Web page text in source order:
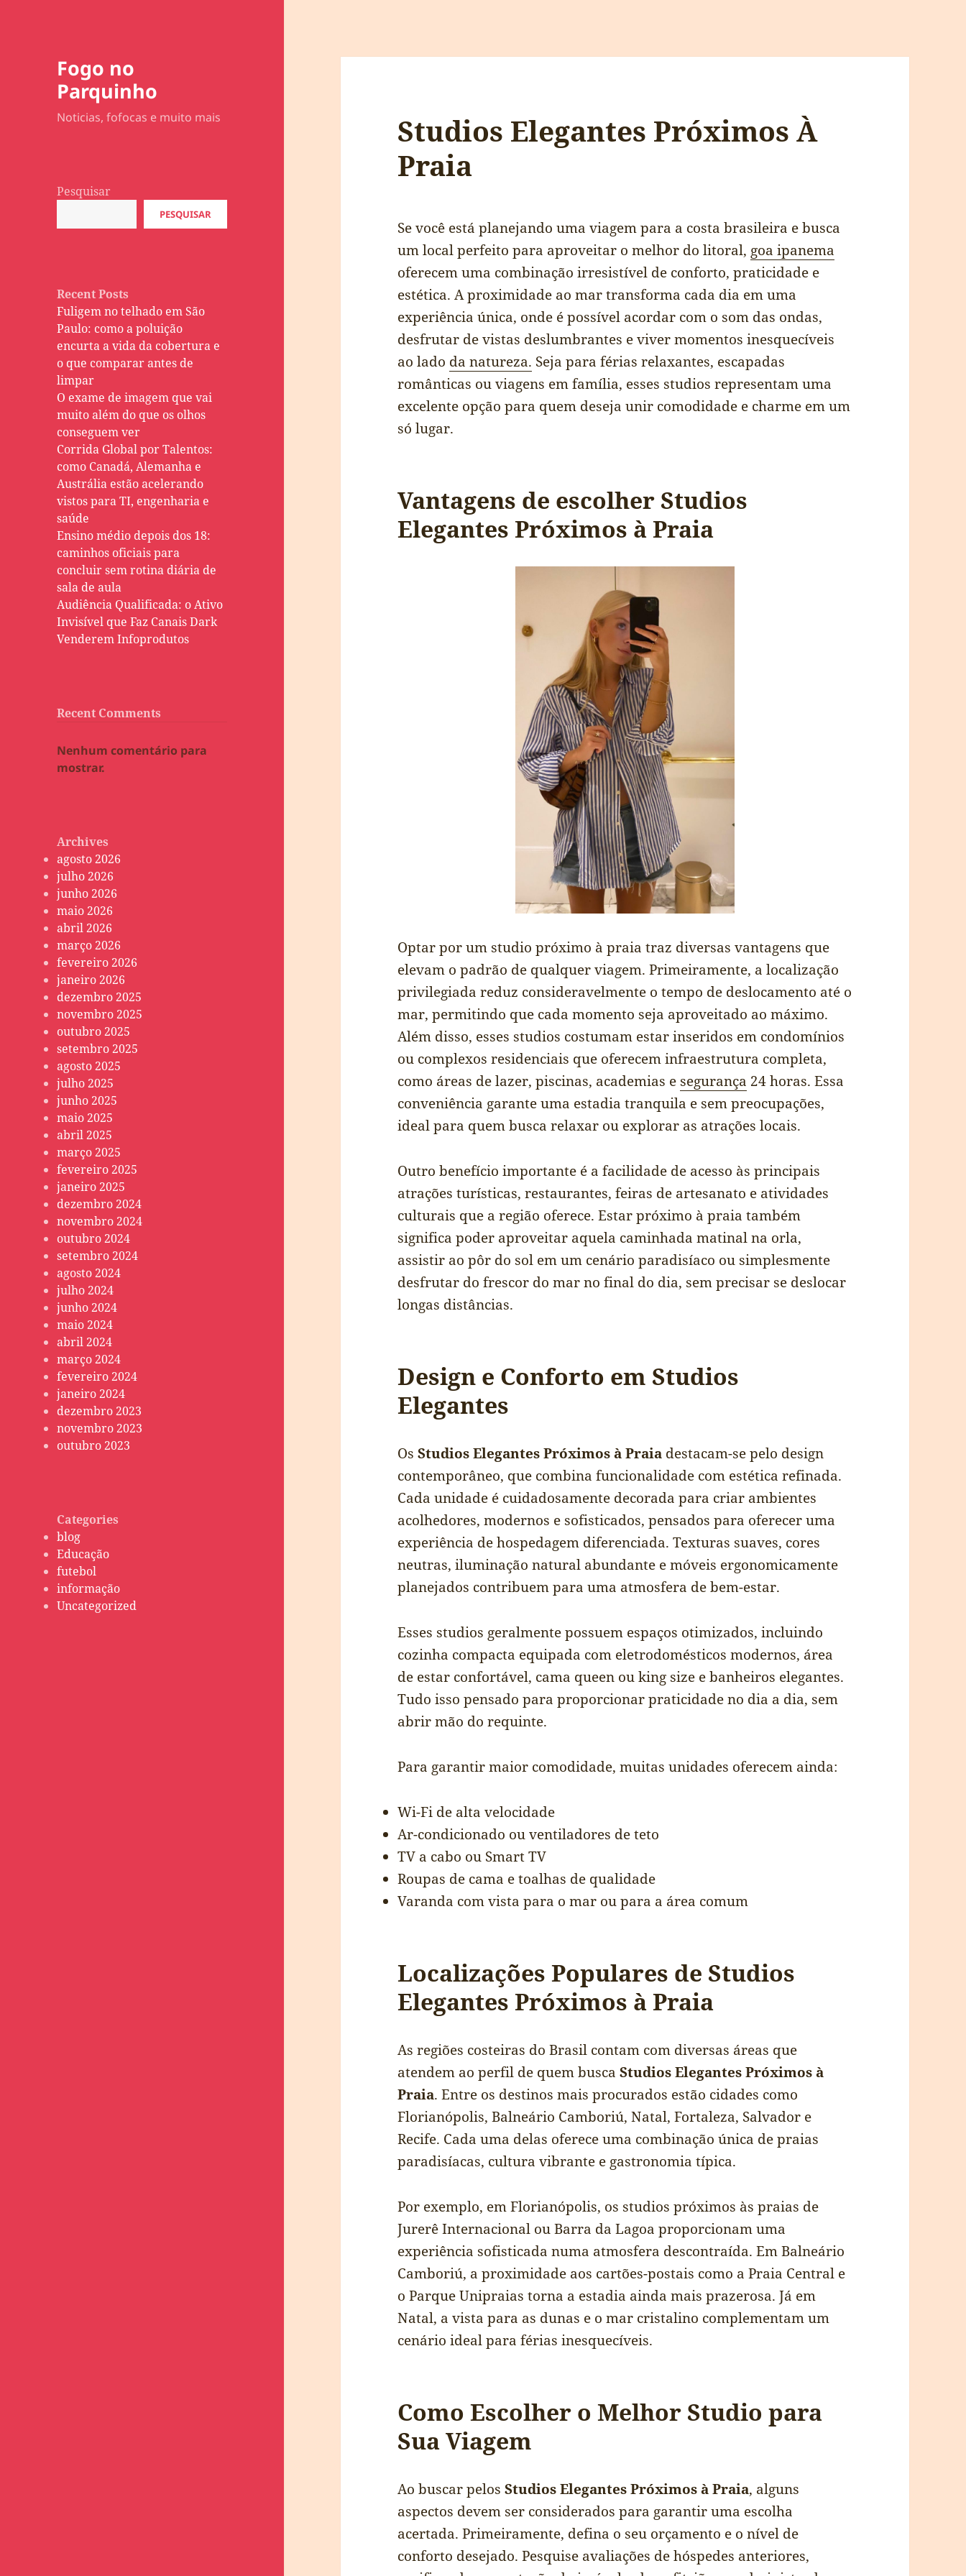
Fogo no
Parquinho
Noticias, fofocas e muito mais
Pesquisar
PESQUISAR
Recent Posts
Fuligem no telhado em São
Paulo: como a poluição
encurta a vida da cobertura e
o que comparar antes de
limpar
O exame de imagem que vai
muito além do que os olhos
conseguem ver
Corrida Global por Talentos:
como Canadá, Alemanha e
Austrália estão acelerando
vistos para TI, engenharia e
saúde
Ensino médio depois dos 18:
caminhos oficiais para
concluir sem rotina diária de
sala de aula
Audiência Qualificada: o Ativo
Invisível que Faz Canais Dark
Venderem Infoprodutos
Recent Comments
Nenhum comentário para
mostrar.
Archives
agosto 2026
julho 2026
junho 2026
maio 2026
abril 2026
março 2026
fevereiro 2026
janeiro 2026
dezembro 2025
novembro 2025
outubro 2025
setembro 2025
agosto 2025
julho 2025
junho 2025
maio 2025
abril 2025
março 2025
fevereiro 2025
janeiro 2025
dezembro 2024
novembro 2024
outubro 2024
setembro 2024
agosto 2024
julho 2024
junho 2024
maio 2024
abril 2024
março 2024
fevereiro 2024
janeiro 2024
dezembro 2023
novembro 2023
outubro 2023
Categories
blog
Educação
futebol
informação
Uncategorized
Studios Elegantes Próximos À
Praia
Se você está planejando uma viagem para a costa brasileira e busca
um local perfeito para aproveitar o melhor do litoral, goa ipanema
oferecem uma combinação irresistível de conforto, praticidade e
estética. A proximidade ao mar transforma cada dia em uma
experiência única, onde é possível acordar com o som das ondas,
desfrutar de vistas deslumbrantes e viver momentos inesquecíveis
ao lado da natureza. Seja para férias relaxantes, escapadas
românticas ou viagens em família, esses studios representam uma
excelente opção para quem deseja unir comodidade e charme em um
só lugar.
Vantagens de escolher Studios
Elegantes Próximos à Praia
Optar por um studio próximo à praia traz diversas vantagens que
elevam o padrão de qualquer viagem. Primeiramente, a localização
privilegiada reduz consideravelmente o tempo de deslocamento até o
mar, permitindo que cada momento seja aproveitado ao máximo.
Além disso, esses studios costumam estar inseridos em condomínios
ou complexos residenciais que oferecem infraestrutura completa,
como áreas de lazer, piscinas, academias e segurança 24 horas. Essa
conveniência garante uma estadia tranquila e sem preocupações,
ideal para quem busca relaxar ou explorar as atrações locais.
Outro benefício importante é a facilidade de acesso às principais
atrações turísticas, restaurantes, feiras de artesanato e atividades
culturais que a região oferece. Estar próximo à praia também
significa poder aproveitar aquela caminhada matinal na orla,
assistir ao pôr do sol em um cenário paradisíaco ou simplesmente
desfrutar do frescor do mar no final do dia, sem precisar se deslocar
longas distâncias.
Design e Conforto em Studios
Elegantes
OsStudios Elegantes Próximos à Praia destacam-se pelo design
contemporâneo, que combina funcionalidade com estética refinada.
Cada unidade é cuidadosamente decorada para criar ambientes
acolhedores, modernos e sofisticados, pensados para oferecer uma
experiência de hospedagem diferenciada. Texturas suaves, cores
neutras, iluminação natural abundante e móveis ergonomicamente
planejados contribuem para uma atmosfera de bem-estar.
Esses studios geralmente possuem espaços otimizados, incluindo
cozinha compacta equipada com eletrodomésticos modernos, área
de estar confortável, cama queen ou king size e banheiros elegantes.
Tudo isso pensado para proporcionar praticidade no dia a dia, sem
abrir mão do requinte.
Para garantir maior comodidade, muitas unidades oferecem ainda:
Wi-Fi de alta velocidade
Ar-condicionado ou ventiladores de teto
TV a cabo ou Smart TV
Roupas de cama e toalhas de qualidade
Varanda com vista para o mar ou para a área comum
Localizações Populares de Studios
Elegantes Próximos à Praia
As regiões costeiras do Brasil contam com diversas áreas que
atendem ao perfil de quem buscaStudios Elegantes Próximos à
Praia. Entre os destinos mais procurados estão cidades como
Florianópolis, Balneário Camboriú, Natal, Fortaleza, Salvador e
Recife. Cada uma delas oferece uma combinação única de praias
paradisíacas, cultura vibrante e gastronomia típica.
Por exemplo, em Florianópolis, os studios próximos às praias de
Jurerê Internacional ou Barra da Lagoa proporcionam uma
experiência sofisticada numa atmosfera descontraída. Em Balneário
Camboriú, a proximidade aos cartões-postais como a Praia Central e
o Parque Unipraias torna a estadia ainda mais prazerosa. Já em
Natal, a vista para as dunas e o mar cristalino complementam um
cenário ideal para férias inesquecíveis.
Como Escolher o Melhor Studio para
Sua Viagem
Ao buscar pelosStudios Elegantes Próximos à Praia, alguns
aspectos devem ser considerados para garantir uma escolha
acertada. Primeiramente, defina o seu orçamento e o nível de
conforto desejado. Pesquise avaliações de hóspedes anteriores,